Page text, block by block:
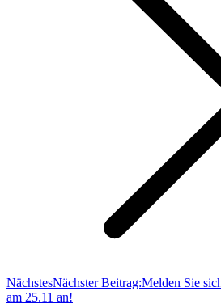
NächstesNächster Beitrag:Melden Sie
am 25.11 an!